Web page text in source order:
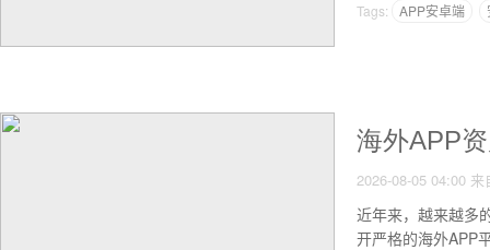
Tags: APP安卓端
海外APP
2026-08-05 04:00 来
近年来，越来越多
开严格的海外APP